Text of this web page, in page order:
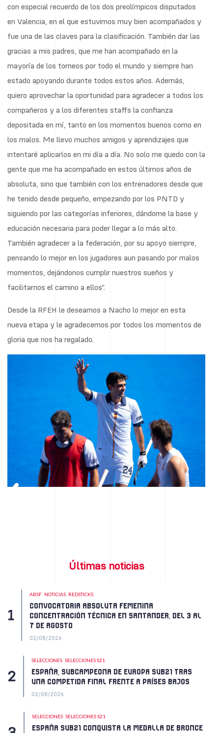
con especial recuerdo de los dos preolímpicos disputados
en Valencia, en el que estuvimos muy bien acompañados y
fue una de las claves para la clasificación. También dar las
gracias a mis padres, que me han acompañado en la
mayoría de los torneos por todo el mundo y siempre han
estado apoyando durante todos estos años. Además,
quiero aprovechar la oportunidad para agradecer a todos los
compañeros y a los diferentes staffs la confianza
depositada en mí, tanto en los momentos buenos como en
los malos. Me llevo muchos amigos y aprendizajes que
intentaré aplicarlos en mi día a día. No solo me quedo con la
gente que me ha acompañado en estos últimos años de
absoluta, sino que también con los entrenadores desde que
he tenido desde pequeño, empezando por los PNTD y
siguiendo por las categorías inferiores, dándome la base y
educación necesaria para poder llegar a lo más alto.
También agradecer a la federación, por su apoyo siempre,
pensando lo mejor en los jugadores aun pasando por malos
momentos, dejándonos cumplir nuestros sueños y
facilitarnos el camino a ellos”.
Desde la RFEH le deseamos a Nacho lo mejor en esta
nueva etapa y le agradecemos por todos los momentos de
gloria que nos ha regalado.
Últimas noticias
ABSF NOTICIAS REDSTICKS
CONVOCATORIA ABSOLUTA FEMENINA
CONCENTRACIÓN TÉCNICA EN SANTANDER, DEL 3 AL
7 DE AGOSTO
02/08/2026
SELECCIONES SELECCIONES S21
ESPAÑA, SUBCAMPEONA DE EUROPA SUB21 TRAS
UNA COMPETIDA FINAL FRENTE A PAÍSES BAJOS
02/08/2026
SELECCIONES SELECCIONES S21
ESPAÑA SUB21 CONQUISTA LA MEDALLA DE BRONCE